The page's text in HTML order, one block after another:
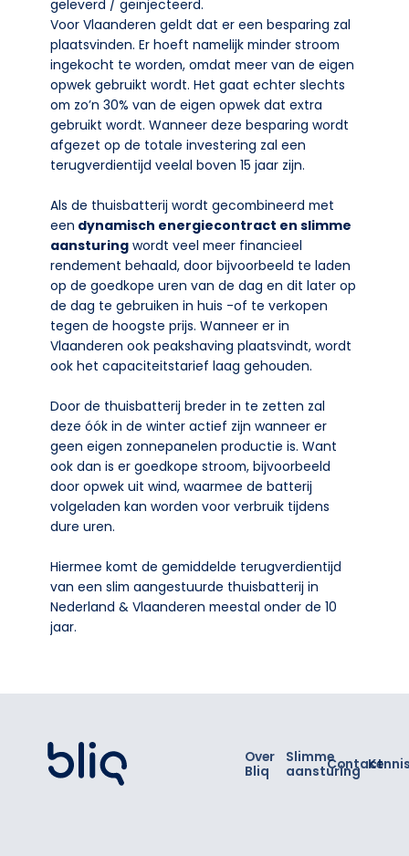
geleverd / geïnjecteerd.
Voor Vlaanderen geldt dat er een besparing zal
plaatsvinden. Er hoeft namelijk minder stroom
ingekocht te worden, omdat meer van de eigen
opwek gebruikt wordt. Het gaat echter slechts
om zo’n 30% van de eigen opwek dat extra
gebruikt wordt. Wanneer deze besparing wordt
afgezet op de totale investering zal een
terugverdientijd veelal boven 15 jaar zijn.
Als de thuisbatterij wordt gecombineerd met
een dynamisch energiecontract en slimme
aansturingwordt veel meer financieel
rendement behaald, door bijvoorbeeld te laden
op de goedkope uren van de dag en dit later op
de dag te gebruiken in huis -of te verkopen
tegen de hoogste prijs. Wanneer er in
Vlaanderen ook peakshaving plaatsvindt, wordt
ook het capaciteitstarief laag gehouden.
Door de thuisbatterij breder in te zetten zal
deze óók in de winter actief zijn wanneer er
geen eigen zonnepanelen productie is. Want
ook dan is er goedkope stroom, bijvoorbeeld
door opwek uit wind, waarmee de batterij
volgeladen kan worden voor verbruik tijdens
dure uren.
Hiermee komt de gemiddelde terugverdientijd
van een slim aangestuurde thuisbatterij in
Nederland & Vlaanderen meestal onder de 10
jaar.
Over
Bliq
Slimme
aansturing
Contact